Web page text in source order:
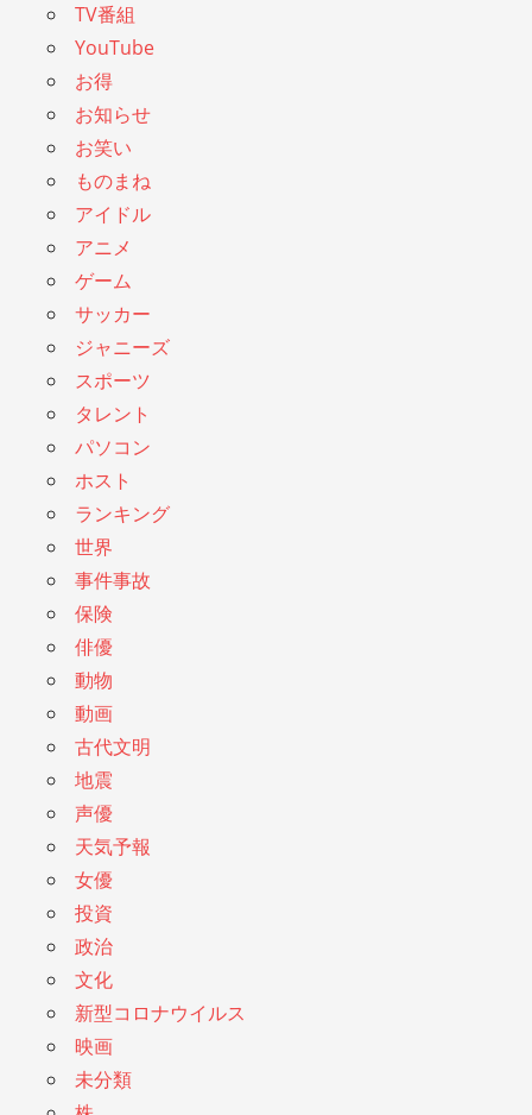
TV番組
YouTube
お得
お知らせ
お笑い
ものまね
アイドル
アニメ
ゲーム
サッカー
ジャニーズ
スポーツ
タレント
パソコン
ホスト
ランキング
世界
事件事故
保険
俳優
動物
動画
古代文明
地震
声優
天気予報
女優
投資
政治
文化
新型コロナウイルス
映画
未分類